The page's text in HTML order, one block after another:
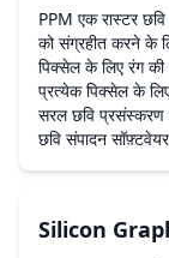
PPM एक रास्टर
को संग्रहीत करने के
पिक्सेल के लिए रंग
प्रत्येक पिक्सेल के
सरल छवि प्रसंस्करण
छवि संपादन सॉफ़्टवेयर
Silicon